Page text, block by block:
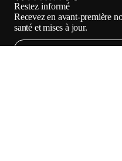
Restez informé
Recevez en avant-première
santé et mises à jour.